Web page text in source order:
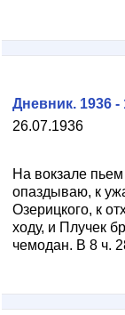
26.07.1936
Дневник. 1936 -
На вокзале
опаздываю, к
Озерицкого, к
ходу, и Плучек
чемодан. В 8 ч.